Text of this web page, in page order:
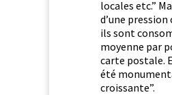
locales etc.”
d’une
ils sont
moyenne par
carte postale.
été
croissante”.